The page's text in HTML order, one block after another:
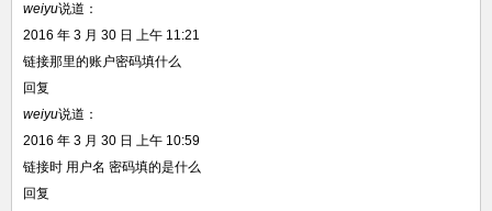
weiyu说道：
2016 年 3 月 30 日 上午 11:21
链接那里的账户密码填什么
回复
weiyu说道：
2016 年 3 月 30 日 上午 10:59
链接时 用户名 密码填的是什么
回复